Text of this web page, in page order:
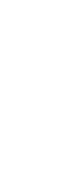
Página
Há
uma